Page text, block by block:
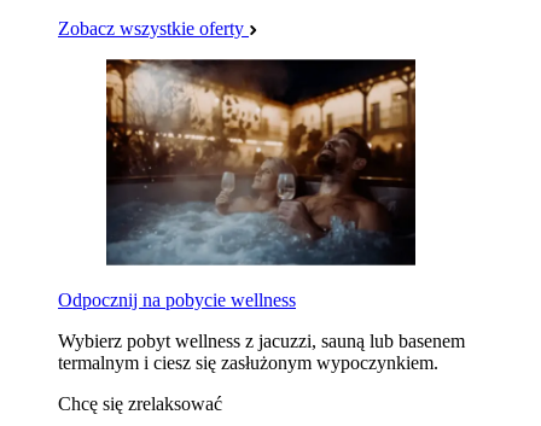
Zobacz wszystkie oferty
Odpocznij na pobycie wellness
Wybierz pobyt wellness z jacuzzi, sauną lub basenem
termalnym i ciesz się zasłużonym wypoczynkiem.
Chcę się zrelaksować